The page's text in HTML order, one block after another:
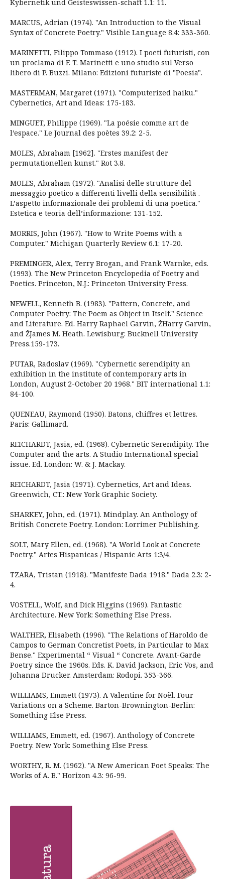
Kybernetik und Geisteswissen-schaft 1.1: 11.
MARCUS, Adrian (1974). "An Introduction to the Visual
Syntax of Concrete Poetry." Visible Language 8.4: 333-360.
MARINETTI, Filippo Tommaso (1912). I poeti futuristi, con
un proclama di F. T. Marinetti e uno studio sul Verso
libero di P. Buzzi. Milano: Edizioni futuriste di "Poesia".
MASTERMAN, Margaret (1971). "Computerized haiku."
Cybernetics, Art and Ideas: 175-183.
MINGUET, Philippe (1969). "La poésie comme art de
l’espace." Le Journal des poètes 39.2: 2-5.
MOLES, Abraham [1962]. "Erstes manifest der
permutationellen kunst." Rot 3.8.
MOLES, Abraham (1972). "Analisi delle strutture del
messaggio poetico a differenti livelli della sensibilità .
L’aspetto informazionale dei problemi di una poetica."
Estetica e teoria dell’informazione: 131-152.
MORRIS, John (1967). "How to Write Poems with a
Computer." Michigan Quarterly Review 6.1: 17-20.
PREMINGER, Alex, Terry Brogan, and Frank Warnke, eds.
(1993). The New Princeton Encyclopedia of Poetry and
Poetics. Princeton, N.J.: Princeton University Press.
NEWELL, Kenneth B. (1983). "Pattern, Concrete, and
Computer Poetry: The Poem as Object in Itself." Science
and Literature. Ed. Harry Raphael Garvin, ŽHarry Garvin,
and ŽJames M. Heath. Lewisburg: Bucknell University
Press.159-173.
PUTAR, Radoslav (1969). "Cybernetic serendipity an
exhibition in the institute of contemporary arts in
London, August 2-October 20 1968." BIT international 1.1:
84-100.
QUENEAU, Raymond (1950). Batons, chiffres et lettres.
Paris: Gallimard.
REICHARDT, Jasia, ed. (1968). Cybernetic Serendipity. The
Computer and the arts. A Studio International special
issue. Ed. London: W. & J. Mackay.
REICHARDT, Jasia (1971). Cybernetics, Art and Ideas.
Greenwich, CT.: New York Graphic Society.
SHARKEY, John, ed. (1971). Mindplay. An Anthology of
British Concrete Poetry. London: Lorrimer Publishing.
SOLT, Mary Ellen, ed. (1968). "A World Look at Concrete
Poetry." Artes Hispanicas / Hispanic Arts 1:3/4.
TZARA, Tristan (1918). "Manifeste Dada 1918." Dada 2.3: 2-
4.
VOSTELL, Wolf, and Dick Higgins (1969). Fantastic
Architecture. New York: Something Else Press.
WALTHER, Elisabeth (1996). "The Relations of Haroldo de
Campos to German Concretist Poets, in Particular to Max
Bense." Experimental “ Visual “ Concrete. Avant-Garde
Poetry since the 1960s. Eds. K. David Jackson, Eric Vos, and
Johanna Drucker. Amsterdam: Rodopi. 353-366.
WILLIAMS, Emmett (1973). A Valentine for Noël. Four
Variations on a Scheme. Barton-Brownington-Berlin:
Something Else Press.
WILLIAMS, Emmett, ed. (1967). Anthology of Concrete
Poetry. New York: Something Else Press.
WORTHY, R. M. (1962). "A New American Poet Speaks: The
Works of A. B." Horizon 4.3: 96-99.